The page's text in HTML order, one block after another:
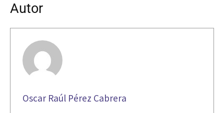
Autor
Oscar Raúl Pérez Cabrera